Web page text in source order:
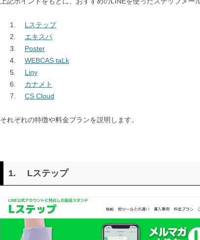
Lステップ
エキスパ
Poster
WEBCAS taLk
Liny
カナメト
CS Cloud
それぞれの特徴や料金プランを説明します。
1. Lステップ